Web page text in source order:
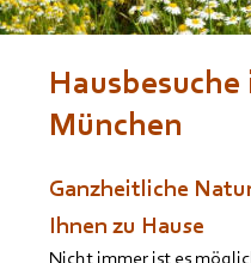
München
Ganzheitliche
Ihnen zu Hause